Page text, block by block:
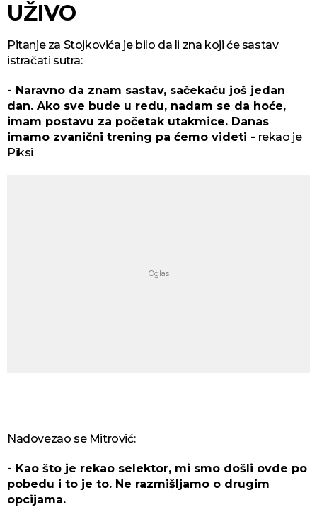
UŽIVO
Pitanje za Stojkovića je bilo da li zna koji će sastav
istračati sutra:
- Naravno da znam sastav, sačekaću još jedan
dan. Ako sve bude u redu, nadam se da hoće,
imam postavu za početak utakmice. Danas
imamo zvanični trening pa ćemo videti - rekao je
Piksi
Nadovezao se Mitrović:
- Kao što je rekao selektor, mi smo došli ovde po
pobedu i to je to. Ne razmišljamo o drugim
opcijama.